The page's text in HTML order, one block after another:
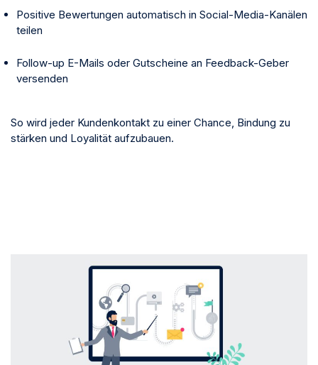
Positive Bewertungen automatisch in Social-Media-Kanälen
teilen
Follow-up E-Mails oder Gutscheine an Feedback-Geber
versenden
So wird jeder Kundenkontakt zu einer Chance, Bindung zu
stärken und Loyalität aufzubauen.